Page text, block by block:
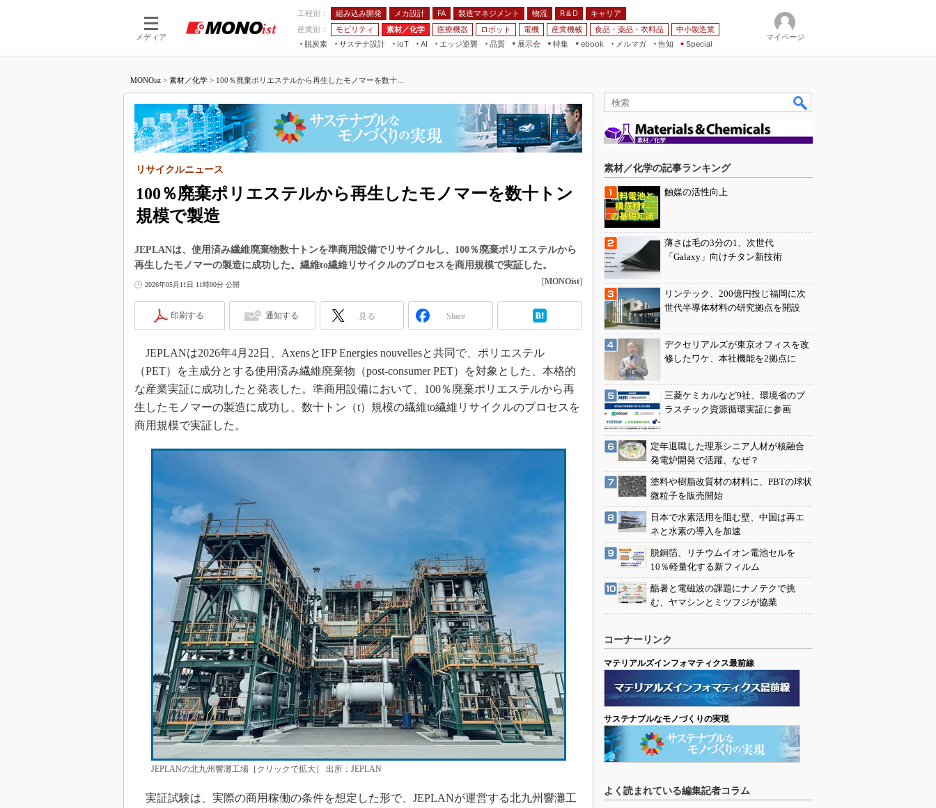
メディア
工程別： 組み込み開発 メカ設計 FA 製造マネジメント 物流 R＆D
キャリア
産業別：
モビリティ 素材／化学 医療機器 ロボット 電機 産業機械 食品・薬品・衣料品
中小製造業
脱炭素
サステナ設計
IoT
つながる工場
つながるサービス
AI
AI×設備保全
Physical AI
エッジ逆襲 品質
展示会
JIMTOF
組込み/エッジ コンピューティング
展＆IoT/5Gソリューション展
IIFES
国際ロボット展
TECHNO-FRONTIER
EdgeTech+
AUTOMOTIVE WORLD
産業オープンネット展
特集
5G
フィールドサービス
組み込み画像技術
車載ソフト開発
3Dプリンタ
S＆OP
インダストリー4.0
イノベーション
グローバル設計・開発
制御セキュリティ
新型コロナへの対応
ebook
製造マネジメント
モビリティ
メルマガ
告知 Special
マイページ
MONOist > 素材／化学 > 100％廃棄ポリエステルから再生したモノマーを数十...
100％廃棄ポリエステルから再生したモノマーを数十トン
規模で製造
リサイクルニュース
JEPLANは、使用済み繊維廃棄物数十トンを準商用設備でリサイクルし、100％廃棄ポリエステルから
再生したモノマーの製造に成功した。繊維to繊維リサイクルのプロセスを商用規模で実証した。
2026年05月11日 11時00分 公開 [MONOist]
印刷する 通知する 見る Share
JEPLANは2026年4月22日、AxensとIFP Energies nouvellesと共同で、ポリエステル
（PET）を主成分とする使用済み繊維廃棄物（post-consumer PET）を対象とした、本格的
な産業実証に成功したと発表した。準商用設備において、100％廃棄ポリエステルから再
生したモノマーの製造に成功し、数十トン（t）規模の繊維to繊維リサイクルのプロセスを
商用規模で実証した。
JEPLANの北九州響灘工場［クリックで拡大］ 出所：JEPLAN
実証試験は、実際の商用稼働の条件を想定した形で、JEPLANが運営する北九州響灘工
素材／化学の記事ランキング
触媒の活性向上
薄さは毛の3分の1、次世代
「Galaxy」向けチタン新技術
リンテック、200億円投じ福岡に次
世代半導体材料の研究拠点を開設
デクセリアルズが東京オフィスを改
修したワケ、本社機能を2拠点に
三菱ケミカルなど9社、環境省のプ
ラスチック資源循環実証に参画
定年退職した理系シニア人材が核融合
発電炉開発で活躍、なぜ？
塗料や樹脂改質材の材料に、PBTの球状
微粒子を販売開始
日本で水素活用を阻む壁、中国は再エ
ネと水素の導入を加速
脱銅箔、リチウムイオン電池セルを
10％軽量化する新フィルム
酷暑と電磁波の課題にナノテクで挑
む、ヤマシンとミツフジが協業
コーナーリンク
マテリアルズインフォマティクス最前線
サステナブルなモノづくりの実現
よく読まれている編集記者コラム